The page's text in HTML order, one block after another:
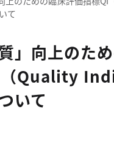
て
」向上のた
Quality
いて